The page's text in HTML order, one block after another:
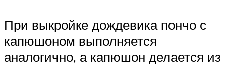
При выкройке дождевика пончо с
капюшоном выполняется
аналогично, а капюшон делается из